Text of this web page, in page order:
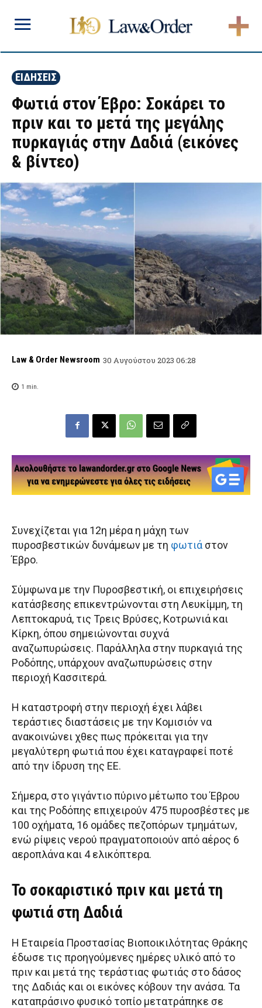
ΕΙΔΗΣΕΙΣ
Φωτιά στον Έβρο: Σοκάρει το
πριν και το μετά της μεγάλης
πυρκαγιάς στην Δαδιά (εικόνες
& βίντεο)
Law & Order Newsroom 30 Αυγούστου 2023 06:28
1 min.
Συνεχίζεται για 12η μέρα η μάχη των
πυροσβεστικών δυνάμεων με τη φωτιά στον
Έβρο.
Σύμφωνα με την Πυροσβεστική, οι επιχειρήσεις
κατάσβεσης επικεντρώνονται στη Λευκίμμη, τη
Λεπτοκαρυά, τις Τρεις Βρύσες, Κοτρωνιά και
Κίρκη, όπου σημειώνονται συχνά
αναζωπυρώσεις. Παράλληλα στην πυρκαγιά της
Ροδόπης, υπάρχουν αναζωπυρώσεις στην
περιοχή Κασσιτερά.
Η καταστροφή στην περιοχή έχει λάβει
τεράστιες διαστάσεις με την Κομισιόν να
ανακοινώνει χθες πως πρόκειται για την
μεγαλύτερη φωτιά που έχει καταγραφεί ποτέ
από την ίδρυση της ΕΕ.
Σήμερα, στο γιγάντιο πύρινο μέτωπο του Έβρου
και της Ροδόπης επιχειρούν 475 πυροσβέστες με
100 οχήματα, 16 ομάδες πεζοπόρων τμημάτων,
ενώ ρίψεις νερού πραγματοποιούν από αέρος 6
αεροπλάνα και 4 ελικόπτερα.
Το σοκαριστικό πριν και μετά τη
φωτιά στη Δαδιά
Η Εταιρεία Προστασίας Βιοποικιλότητας Θράκης
έδωσε τις προηγούμενες ημέρες υλικό από το
πριν και μετά της τεράστιας φωτιάς στο δάσος
της Δαδιάς και οι εικόνες κόβουν την ανάσα. Τα
καταπράσινο φυσικό τοπίο μετατράπηκε σε